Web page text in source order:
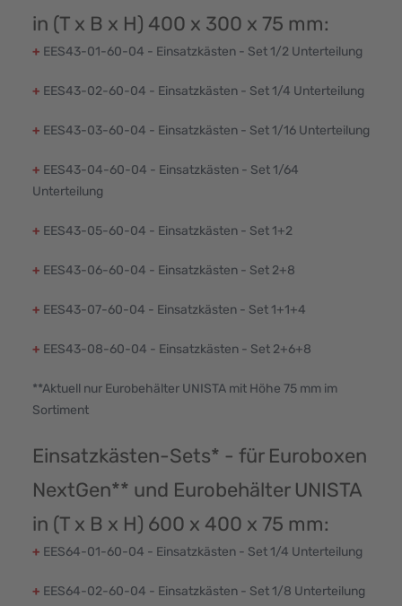
in (T x B x H) 400 x 300 x 75 mm:
+ EES43-01-60-04 - Einsatzkästen - Set 1/2 Unterteilung
+ EES43-02-60-04 - Einsatzkästen - Set 1/4 Unterteilung
+ EES43-03-60-04 - Einsatzkästen - Set 1/16 Unterteilung
+ EES43-04-60-04 - Einsatzkästen - Set 1/64
Unterteilung
+ EES43-05-60-04 - Einsatzkästen - Set 1+2
+ EES43-06-60-04 - Einsatzkästen - Set 2+8
+ EES43-07-60-04 - Einsatzkästen - Set 1+1+4
+ EES43-08-60-04 - Einsatzkästen - Set 2+6+8
**Aktuell nur Eurobehälter UNISTA mit Höhe 75 mm im
Sortiment
Einsatzkästen-Sets* - für Euroboxen
NextGen** und Eurobehälter UNISTA
in (T x B x H) 600 x 400 x 75 mm:
+ EES64-01-60-04 - Einsatzkästen - Set 1/4 Unterteilung
+ EES64-02-60-04 - Einsatzkästen - Set 1/8 Unterteilung